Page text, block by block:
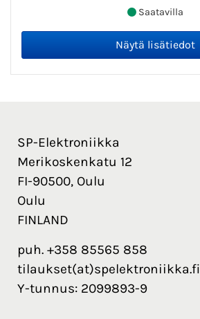
Saatavilla
SP-Elektroniikka
Merikoskenkatu 12
FI-90500, Oulu
Oulu
FINLAND
puh. +358 85565 858
tilaukset(at)spelektroniikka.fi
Y-tunnus: 2099893-9